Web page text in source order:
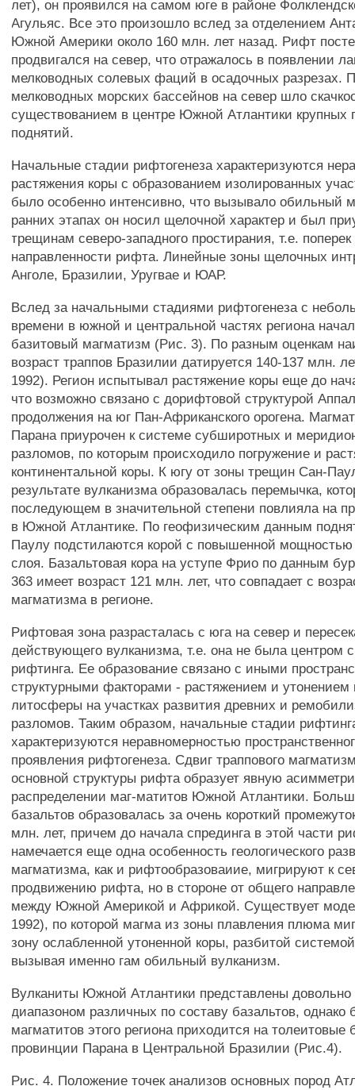
лет), он проявился на самом юге в районе
Агульяс. Все это произошло вслед за отделением
Южной Америки около 160 млн. лет назад. Рифт
продвигался на север, что отражалось в появлении
мелководных солевых фаций в осадочных разрезах.
мелководных морских бассейнов на север шло
существованием в центре Южной Атлантики крупных
поднятий.
Начальные стадии рифтогенеза характеризуются
растяжения коры с образованием изолированных
было особенно интенсивно, что вызывало обильный
ранних этапах он носил щелочной характер и был
трещинам северо-западного простирания, т.е.
направленности рифта. Линейные зоны щелочных
Анголе, Бразилии, Уругвае и ЮАР.
Вслед за начальными стадиями рифтогенеза с
времени в южной и центральной частях региона
базитовый магматизм (Рис. 3). По разным оценкам
возраст траппов Бразилии датируется 140-137 млн.
1992). Регион испытывал растяжение коры еще до
что возможно связано с дорифтовой структурой
продолжения на юг Пан-Африканского орогена.
Парана приурочен к системе субширотных и
разломов, по которым происходило погружение и
континентальной коры. К югу от зоны трещин Сан-
результате вулканизма образовалась перемычка,
последующем в значительной степени повлияла на
в Южной Атлантике. По геофизическим данным
Паулу подстилаются корой с повышенной мощностью
слоя. Базальтовая кора на уступе Фрио по данным
363 имеет возраст 121 млн. лет, что совпадает с
магматизма в регионе.
Рифтовая зона разрасталась с юга на север и
действующего вулканизма, т.е. она не была центром
рифтинга. Ее образование связано с иными
структурными факторами - растяжением и утонением
литосферы на участках развития древних и
разломов. Таким образом, начальные стадии
характеризуются неравномерностью
проявления рифтогенеза. Сдвиг траппового
основной структуры рифта образует явную
распределении маг-матитов Южной Атлантики.
базальтов образовалась за очень короткий
млн. лет, причем до начала спрединга в этой части
намечается еще одна особенность геологического
магматизма, как и рифтообразоваиие, мигрируют к
продвижению рифта, но в стороне от общего
между Южной Америкой и Африкой. Существует
1992), по которой магма из зоны плавления плюма
зону ослабленной утоненной коры, разбитой
вызывая именно гам обильный вулканизм.
Вулканиты Южной Атлантики представлены
диапазоном различных по составу базальтов, однако
магматитов этого региона приходится на толеитовые
провинции Парана в Центральной Бразилии (Рис.4).
Рис. 4. Положение точек анализов основных пород